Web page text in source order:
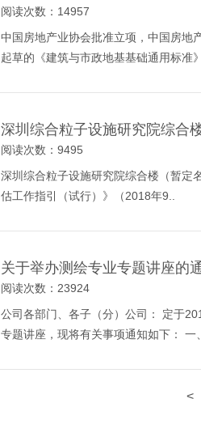
阅读次数：14957
中国房地产业协会批准立项，中国房地
起草的《建筑与市政地基基础通用标准
深圳综合粒子设施研究院综合
阅读次数：9495
深圳综合粒子设施研究院综合楼（暂定
估工作指引（试行）》（2018年9..
关于举办测绘专业专题讲座的
阅读次数：23924
公司各部门、各子（分）公司： 定于
专题讲座，现将有关事项通知如下： 一
<